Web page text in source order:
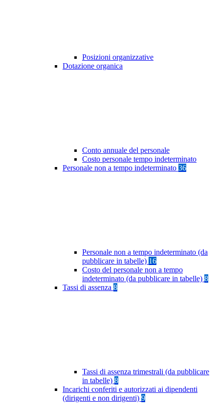
Posizioni organizzative
Dotazione organica
Conto annuale del personale
Costo personale tempo indeterminato
Personale non a tempo indeterminato 36
Personale non a tempo indeterminato (da
pubblicare in tabelle) 16
Costo del personale non a tempo
indeterminato (da pubblicare in tabelle) 8
Tassi di assenza 8
Tassi di assenza trimestrali (da pubblicare
in tabelle) 8
Incarichi conferiti e autorizzati ai dipendenti
(dirigenti e non dirigenti) 9